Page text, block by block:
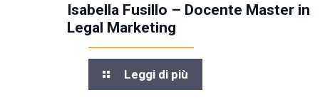
Isabella Fusillo – Docente Master in
Legal Marketing
Leggi di più